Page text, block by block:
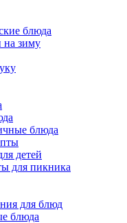
блюда
на зиму
блюда
детей
для пикника
для блюд
блюда